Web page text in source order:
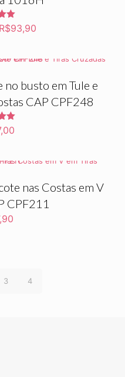
R$93,90
no busto em Tule e
CAP CPF248
nas Costas em V
CPF211
3 4